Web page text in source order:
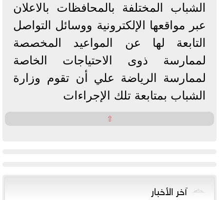
الشباب المختلفة بالمحافظات بالاعلان
عبر مواقعها الإلكترونية ووسائل التواصل
التابعة لها عن المواعيد المخصصة
لممارسة ذوى الاحتياجات الخاصة
لممارسة الرياضة علي أن تقوم وزارة
الشباب بمتابعة تلك الإجراءات
⇧
آخر الأخبار